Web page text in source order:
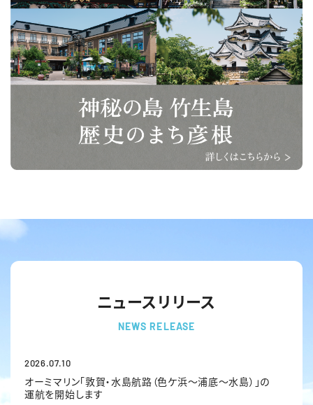
ニュースリリース
NEWS RELEASE
2026.07.10
オーミマリン「敦賀・水島航路（色ケ浜～浦底～水島）」の
運航を開始します